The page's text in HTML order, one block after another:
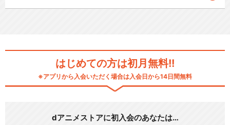
はじめての方は初月無料!!
※アプリから入会いただく場合は入会日から14日間無料
dアニメストアに初入会のあなたは…